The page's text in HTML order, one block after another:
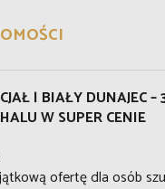
| BIAŁY DUNAJEC
W SUPER CENIE
ofertę dla osób